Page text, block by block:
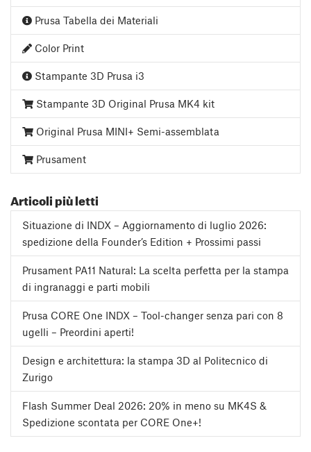
Prusa Tabella dei Materiali
Color Print
Stampante 3D Prusa i3
Stampante 3D Original Prusa MK4 kit
Original Prusa MINI+ Semi-assemblata
Prusament
Articoli più letti
Situazione di INDX – Aggiornamento di luglio 2026:
spedizione della Founder’s Edition + Prossimi passi
Prusament PA11 Natural: La scelta perfetta per la stampa
di ingranaggi e parti mobili
Prusa CORE One INDX – Tool-changer senza pari con 8
ugelli – Preordini aperti!
Design e architettura: la stampa 3D al Politecnico di
Zurigo
Flash Summer Deal 2026: 20% in meno su MK4S &
Spedizione scontata per CORE One+!